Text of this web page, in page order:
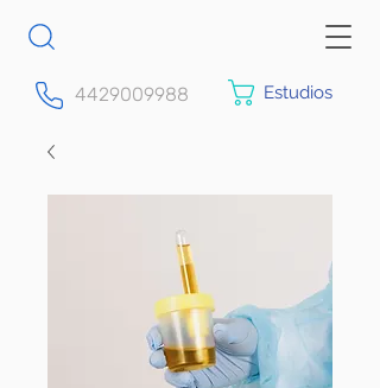
4429009988 Estudios